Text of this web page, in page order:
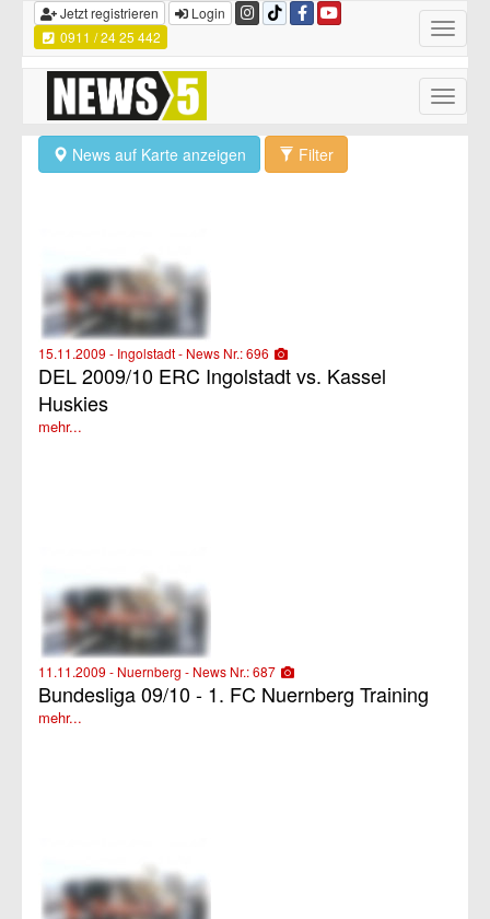
Toggle
Jetzt registrieren
Login
0911 / 24 25 442
Toggle
News auf Karte anzeigen
Filter
15.11.2009 - Ingolstadt - News Nr.: 696
DEL 2009/10 ERC Ingolstadt vs. Kassel
Huskies
mehr...
11.11.2009 - Nuernberg - News Nr.: 687
Bundesliga 09/10 - 1. FC Nuernberg Training
mehr...